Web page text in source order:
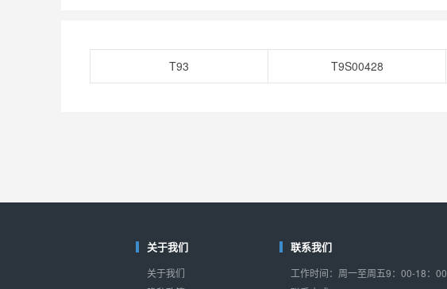
T93 T9S00428
关于我们
关于我们
联系我们
工作时间：周一至周五9：00-18：00